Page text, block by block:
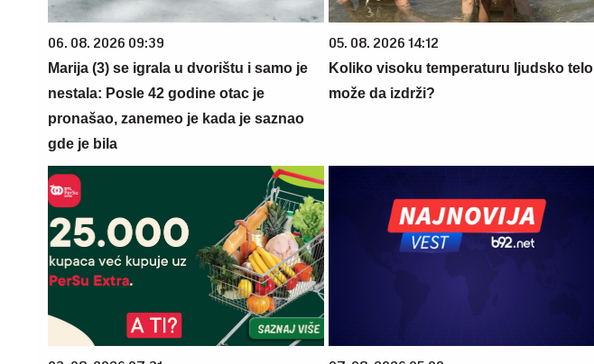
06. 08. 2026 09:39
Marija (3) se igrala u dvorištu i samo je
nestala: Posle 42 godine otac je
pronašao, zanemeo je kada je saznao
gde je bila
05. 08. 2026 14:12
Koliko visoku temperaturu ljudsko telo
može da izdrži?